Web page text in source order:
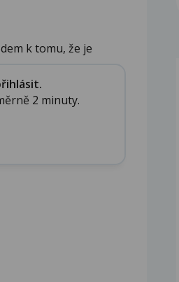
k tomu, že je
2 minuty.